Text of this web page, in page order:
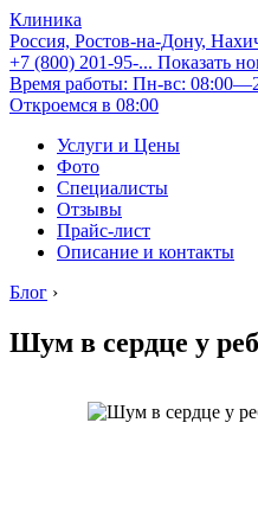
Клиника
Россия, Ростов-на-Дону,
+7 (800) 201-95-... Показать
Время работы: Пн-вс:
Откроемся в 08:00
Услуги и Цены
Фото
Специалисты
Отзывы
Прайс-лист
Описание и контакты
Блог ›
Шум в сердце у